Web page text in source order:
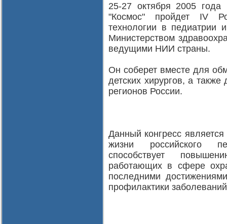
25-27 октября 2005
"Космос" пройдет IV
технологии в педиатрии
Министерством
ведущими НИИ страны.
Он соберет вместе для
детских хирургов, а также
регионов России.
Данный конгресс
жизни российского
способствует
работающих в сфере
последними
профилактики